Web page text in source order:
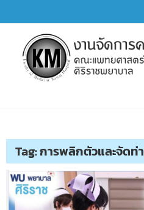
to
content
Tag:การพลิกตัวและจัดท่า